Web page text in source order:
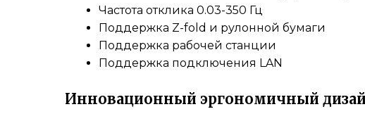
Частота отклика 0.03-350 Гц
Поддержка Z-fold и рулонной бумаги
Поддержка рабочей станции
Поддержка подключения LAN
Инновационный эргономичный